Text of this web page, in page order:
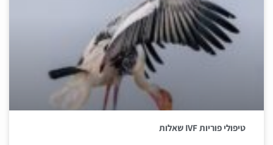
טיפולי פוריות IVF שאלות